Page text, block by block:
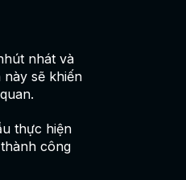
nhát và
sẽ khiến
thực hiện
công